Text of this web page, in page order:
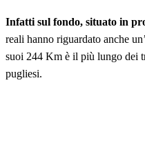
Infatti sul fondo, situato in
reali hanno riguardato anche
suoi 244 Km è il più lungo dei
pugliesi.